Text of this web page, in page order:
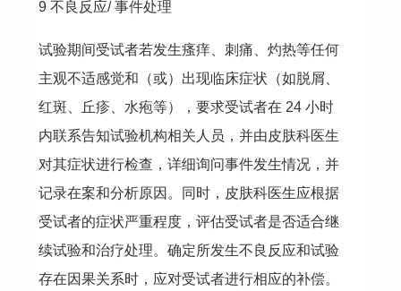
9 不良反应/ 事件处理
试验期间受试者若发生瘙痒、刺痛、灼热等任何
主观不适感觉和（或）出现临床症状（如脱屑、
红斑、丘疹、水疱等），要求受试者在 24 小时
内联系告知试验机构相关人员，并由皮肤科医生
对其症状进行检查，详细询问事件发生情况，并
记录在案和分析原因。同时，皮肤科医生应根据
受试者的症状严重程度，评估受试者是否适合继
续试验和治疗处理。确定所发生不良反应和试验
存在因果关系时，应对受试者进行相应的补偿。